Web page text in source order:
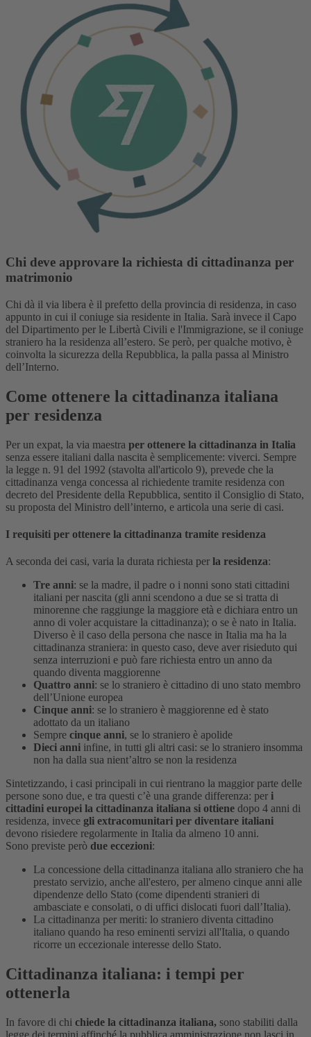
Chi deve approvare la richiesta di cittadinanza per
matrimonio
Chi dà il via libera è il prefetto della provincia di residenza, in caso
appunto in cui il coniuge sia residente in Italia. Sarà invece il Capo
del Dipartimento per le Libertà Civili e l'Immigrazione, se il coniuge
straniero ha la residenza all’estero. Se però, per qualche motivo, è
coinvolta la sicurezza della Repubblica, la palla passa al Ministro
dell’Interno.
Come ottenere la cittadinanza italiana
per residenza
Per un expat, la via maestra per ottenere la cittadinanza in Italia
senza essere italiani dalla nascita è semplicemente: viverci. Sempre
la legge n. 91 del 1992 (stavolta all'articolo 9), prevede che la
cittadinanza venga concessa al richiedente tramite residenza con
decreto del Presidente della Repubblica, sentito il Consiglio di Stato,
su proposta del Ministro dell’interno, e articola una serie di casi.
I requisiti per ottenere la cittadinanza tramite residenza
A seconda dei casi, varia la durata richiesta per la residenza:
Tre anni: se la madre, il padre o i nonni sono stati cittadini
italiani per nascita (gli anni scendono a due se si tratta di
minorenne che raggiunge la maggiore età e dichiara entro un
anno di voler acquistare la cittadinanza); o se è nato in Italia.
Diverso è il caso della persona che nasce in Italia ma ha la
cittadinanza straniera: in questo caso, deve aver risieduto qui
senza interruzioni e può fare richiesta entro un anno da
quando diventa maggiorenne
Quattro anni: se lo straniero è cittadino di uno stato membro
dell’Unione europea
Cinque anni: se lo straniero è maggiorenne ed è stato
adottato da un italiano
Sempre cinque anni, se lo straniero è apolide
Dieci anni infine, in tutti gli altri casi: se lo straniero insomma
non ha dalla sua nient’altro se non la residenza
Sintetizzando, i casi principali in cui rientrano la maggior parte delle
persone sono due, e tra questi c’è una grande differenza: per i
cittadini europei la cittadinanza italiana si ottiene dopo 4 anni di
residenza, invece gli extracomunitari per diventare italiani
devono risiedere regolarmente in Italia da almeno 10 anni.
Sono previste però due eccezioni:
La concessione della cittadinanza italiana allo straniero che ha
prestato servizio, anche all'estero, per almeno cinque anni alle
dipendenze dello Stato (come dipendenti stranieri di
ambasciate e consolati, o di uffici dislocati fuori dall’Italia).
La cittadinanza per meriti: lo straniero diventa cittadino
italiano quando ha reso eminenti servizi all'Italia, o quando
ricorre un eccezionale interesse dello Stato.
Cittadinanza italiana: i tempi per
ottenerla
In favore di chi chiede la cittadinanza italiana, sono stabiliti dalla